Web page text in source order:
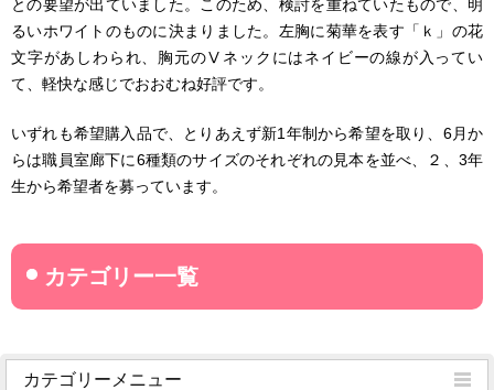
との要望が出ていました。このため、検討を重ねていたもので、明
るいホワイトのものに決まりました。左胸に菊華を表す「ｋ」の花
文字があしわられ、胸元のⅤネックにはネイビーの線が入ってい
て、軽快な感じでおおむね好評です。
いずれも希望購入品で、とりあえず新1年制から希望を取り、6月か
らは職員室廊下に6種類のサイズのそれぞれの見本を並べ、２、3年
生から希望者を募っています。
カテゴリーメニュー